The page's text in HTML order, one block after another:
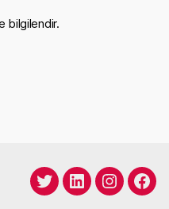
bilgilendir.
TwitterLinkedIn